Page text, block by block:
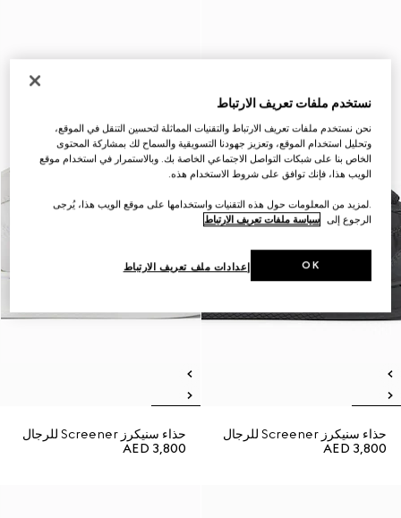
حذاء سنيكرز Screener للرجال
AED 3,800
حذاء سنيكرز Screener للرجال
AED 3,800
نستخدم ملفات تعريف الارتباط
نحن نستخدم ملفات تعريف الارتباط والتقنيات المماثلة لتحسين التنقل في الموقع،
وتحليل استخدام الموقع، وتعزيز جهودنا التسويقية والسماح لك بمشاركة المحتوى
الخاص بنا على شبكات التواصل الاجتماعي الخاصة بك. وبالاستمرار في استخدام موقع
الويب هذا، فإنك توافق على شروط الاستخدام هذه.
.لمزيد من المعلومات حول هذه التقنيات واستخدامها على موقع الويب هذا، يُرجى
الرجوع إلى سياسة ملفات تعريف الارتباط
إعدادات ملف تعريف الارتباط OK